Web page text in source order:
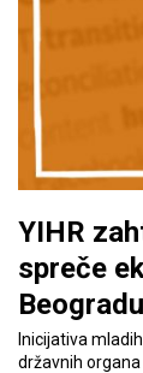
YIHR
spreče
Beogradu
Inicijativa
državnih